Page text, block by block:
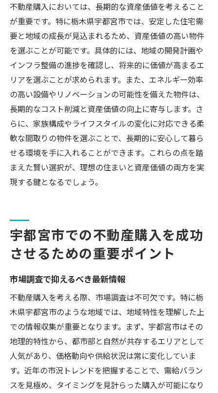
不動産購入においては、長期的な資産価値を考えること
が重要です。特に栃木県宇都宮市では、安定した住宅需
要と地域の成長が見込まれるため、資産価値の高い物件
を選ぶことが可能です。具体的には、地域の開発計画や
インフラ整備の進捗を確認し、将来的に価値が高まるエ
リアを選ぶことが求められます。また、エネルギー効率
の高い設備やリノベーションの可能性を備えた物件は、
長期的なコスト削減と資産価値の向上に寄与します。さ
らに、家族構成やライフスタイルの変化に対応できる柔
軟な間取りの物件を選ぶことで、長期的に安心して暮ら
せる環境を手に入れることができます。これらの点を踏
まえた賢い選択が、理想の住まいと資産価値の両方を実
現する鍵となるでしょう。
宇都宮市での不動産購入を成功
させるための重要ポイント
市場調査で抑えるべき最新情報
不動産購入を考える際、市場調査は不可欠です。特に栃
木県宇都宮市のような地域では、地域特性を理解した上
での情報収集が重要となります。まず、宇都宮市はその
地理的特性から、都市部と自然が共存するエリアとして
人気があり、価格動向や供給状況は常に変化していま
す。近年の市況トレンドを把握することで、需給バラン
スを見極め、タイミングを見計らった購入が可能になり